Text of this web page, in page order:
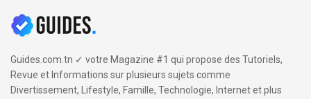
Guides.com.tn ✓ votre Magazine #1 qui propose des Tutoriels,
Revue et Informations sur plusieurs sujets comme
Divertissement, Lifestyle, Famille, Technologie, Internet et plus